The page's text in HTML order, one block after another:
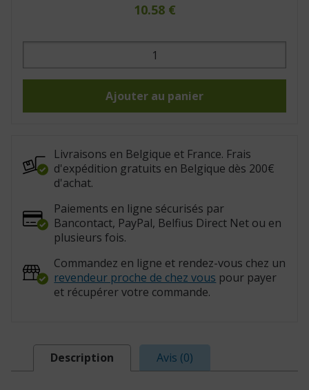
10.58 €
quantité
Pâte
(Réf.
Ajouter au panier
Livraisons en Belgique et France. Frais
d'expédition gratuits en Belgique dès 200€
d'achat.
Paiements en ligne sécurisés par
Bancontact, PayPal, Belfius Direct Net ou en
plusieurs fois.
Commandez en ligne et rendez-vous chez un
revendeur proche de chez vous pour payer
et récupérer votre commande.
Description Avis (0)